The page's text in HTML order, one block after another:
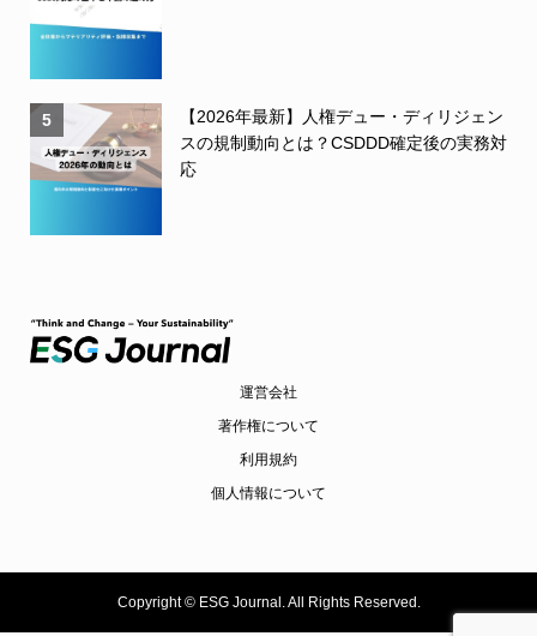
5
【2026年最新】人権デュー・ディリジェン
スの規制動向とは？CSDDD確定後の実務対
応
運営会社
著作権について
利用規約
個人情報について
Copyright ©ESG Journal. All Rights Reserved.